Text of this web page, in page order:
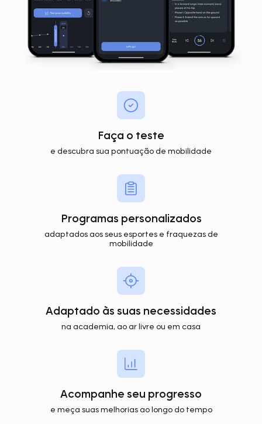
Faça o teste
e descubra sua pontuação de mobilidade
Programas personalizados
adaptados aos seus esportes e fraquezas de
mobilidade
Adaptado às suas necessidades
na academia, ao ar livre ou em casa
Acompanhe seu progresso
e meça suas melhorias ao longo do tempo